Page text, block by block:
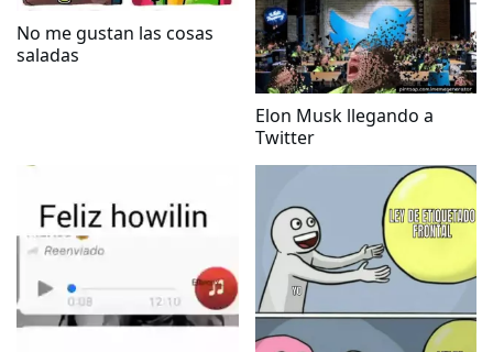
No me gustan las cosas
saladas
Elon Musk llegando a
Twitter